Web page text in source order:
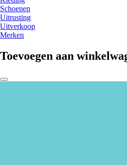
Schoenen
Uitrusting
Uitverkoop
Merken
Toevoegen aan